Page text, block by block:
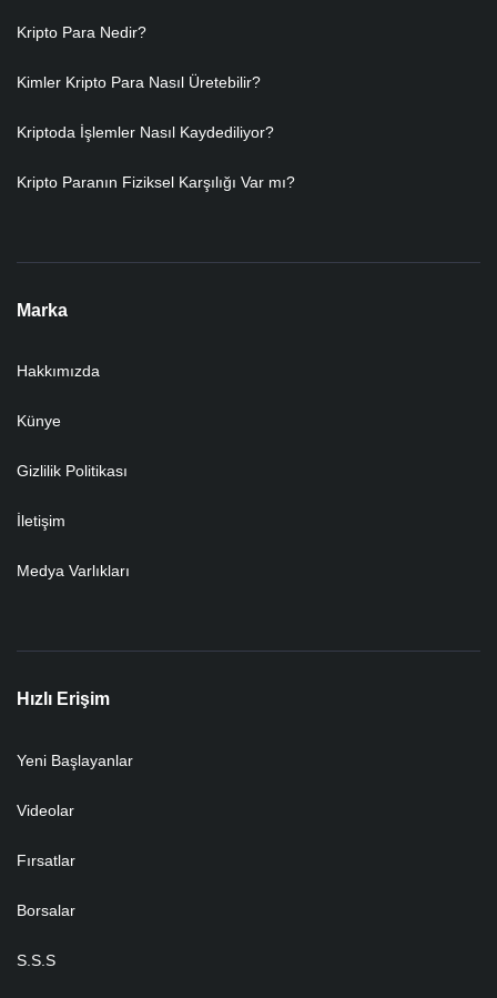
Kripto Para Nedir?
Kimler Kripto Para Nasıl Üretebilir?
Kriptoda İşlemler Nasıl Kaydediliyor?
Kripto Paranın Fiziksel Karşılığı Var mı?
Marka
Hakkımızda
Künye
Gizlilik Politikası
İletişim
Medya Varlıkları
Hızlı Erişim
Yeni Başlayanlar
Videolar
Fırsatlar
Borsalar
S.S.S